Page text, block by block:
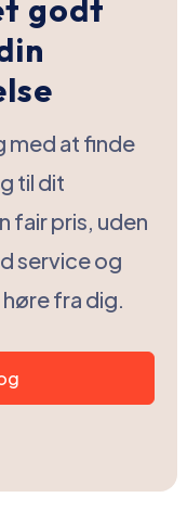
med at finde
til dit
pris, uden
service og
fra dig.